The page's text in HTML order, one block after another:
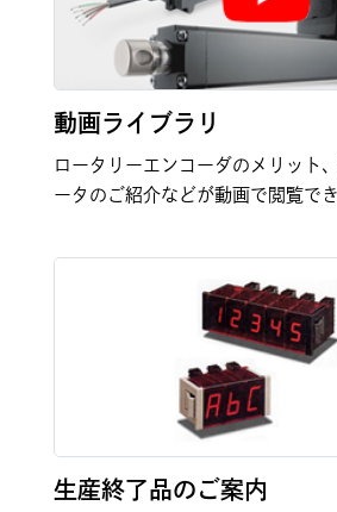
動画ライブラリ
ロータリーエンコーダのメリット
ータのご紹介などが動画で閲覧でき
生産終了品のご案内